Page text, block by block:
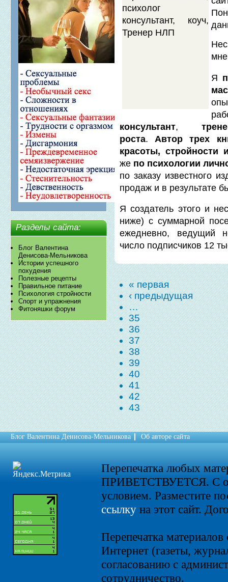
Разделы сайта:
Блог Валентина
Денисова-Мельникова
Истории успешного
похудения
Полезные рецепты
Правильное питание
Психология стройности
Спорт и упражнения
Фитоняшки форум
Я
консультант,
роста. Автор трех
красоты, стройности
же по психологии
по заказу известного
продаж и в результате
Я создатель этого и
ниже) с суммарной
ежедневно, ведущий
число подписчиков 12
« первая
‹ предыдущая
…
35
36
37
38
39
40
41
42
43
Блог Валентина Денисова-Мельникова Об авторе сайта
Перепечатка любых
ПРИВЕТСТВУЕТСЯ. С
условием. Разместите
ссылкуна этот сайт.
Перепечатка
Интернет (газеты,
согласованию с
сотрудничество.